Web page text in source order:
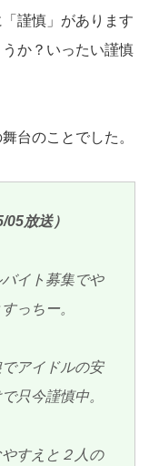
謹慎」があります
か？いったい謹慎
台のことでした。
放送）
イト募集でや
っちー。
アイドルの安
只今謹慎中。
すえと２人の